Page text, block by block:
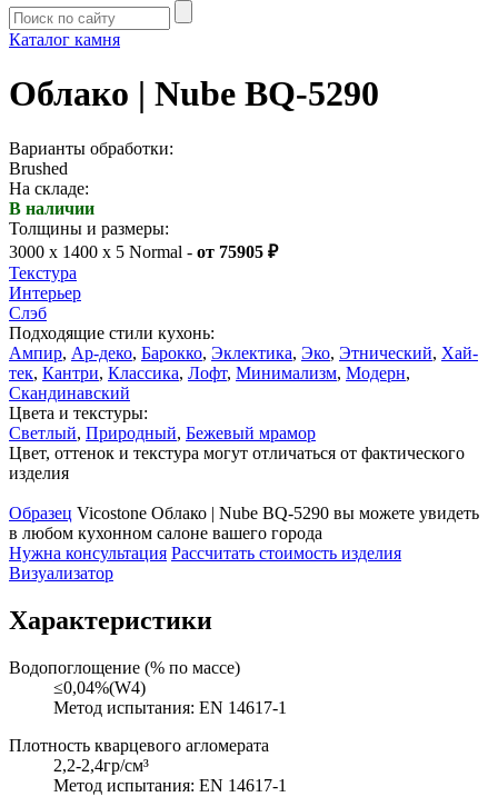
Каталог камня
Облако | Nube BQ-5290
Варианты обработки:
Brushed
На складе:
В наличии
Толщины и размеры:
3000 x 1400 x 5 Normal - от 75905 ₽
Текстура
Интерьер
Слэб
Подходящие стили кухонь:
Ампир, Ар-деко, Барокко, Эклектика, Эко, Этнический, Хай-
тек, Кантри, Классика, Лофт, Минимализм, Модерн,
Скандинавский
Цвета и текстуры:
Светлый, Природный, Бежевый мрамор
Цвет, оттенок и текстура могут отличаться от фактического
изделия
Образец Vicostone Облако | Nube BQ-5290 вы можете увидеть
в любом кухонном салоне вашего города
Нужна консультация Рассчитать стоимость изделия
Визуализатор
Характеристики
Водопоглощение (% по массе)
≤0,04%(W4)
Метод испытания: EN 14617-1
Плотность кварцевого агломерата
2,2-2,4гр/см³
Метод испытания: EN 14617-1